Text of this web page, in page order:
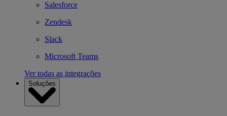
Salesforce
Zendesk
Slack
Microsoft Teams
Ver todas as integrações
Soluções